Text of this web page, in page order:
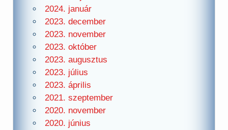
2024. január
2023. december
2023. november
2023. október
2023. augusztus
2023. július
2023. április
2021. szeptember
2020. november
2020. június